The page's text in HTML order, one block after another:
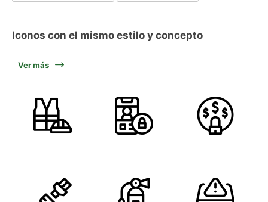
Iconos con el mismo estilo y concepto
Ver más